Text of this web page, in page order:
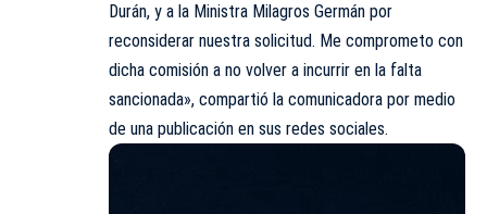
Durán, y a la Ministra Milagros Germán por
reconsiderar nuestra solicitud. Me comprometo con
dicha comisión a no volver a incurrir en la falta
sancionada», compartió la comunicadora por medio
de una publicación en sus redes sociales.